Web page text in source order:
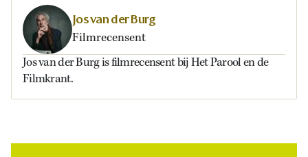
Jos van der Burg
Filmrecensent
Jos van der Burg is filmrecensent bij Het Parool en de
Filmkrant.